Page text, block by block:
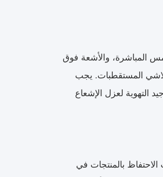
المباشرة، والأشعة فوق
المستقطبات. يجب
التهوية لعزل الإشعاع
بالمنتجات في